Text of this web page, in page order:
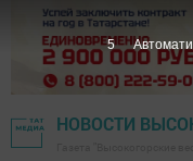
НОВОСТИ
4